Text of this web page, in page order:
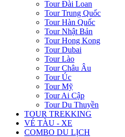
Tour Đài Loan
Tour Trung Quốc
Tour Hàn Quốc
Tour Nhật Bản
Tour Hong Kong
Tour Dubai
Tour Lào
Tour Châu Âu
Tour Úc
Tour Mỹ
Tour Ai Cập
Tour Du Thuyền
TOUR TREKKING
VÉ TÀU - XE
COMBO DU LỊCH